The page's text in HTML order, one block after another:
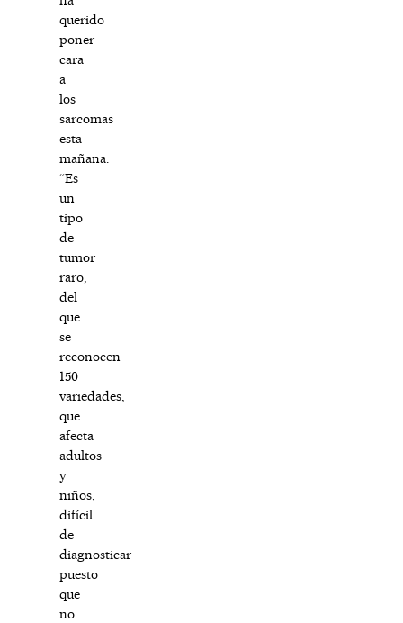
querido
poner
cara
a
los
sarcomas
esta
mañana.
“Es
un
tipo
de
tumor
raro,
del
que
se
reconocen
150
variedades,
que
afecta
adultos
y
niños,
difícil
de
diagnosticar
puesto
que
no